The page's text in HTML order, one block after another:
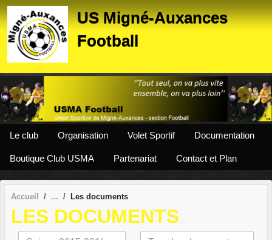
US Migné-Auxances
Football
Le club Organisation Volet Sportif Documentation
Boutique Club USMA Partenariat Contact et Plan
Accueil Les documents
LES DOCUMENTS
Panneau de gestion des cookies